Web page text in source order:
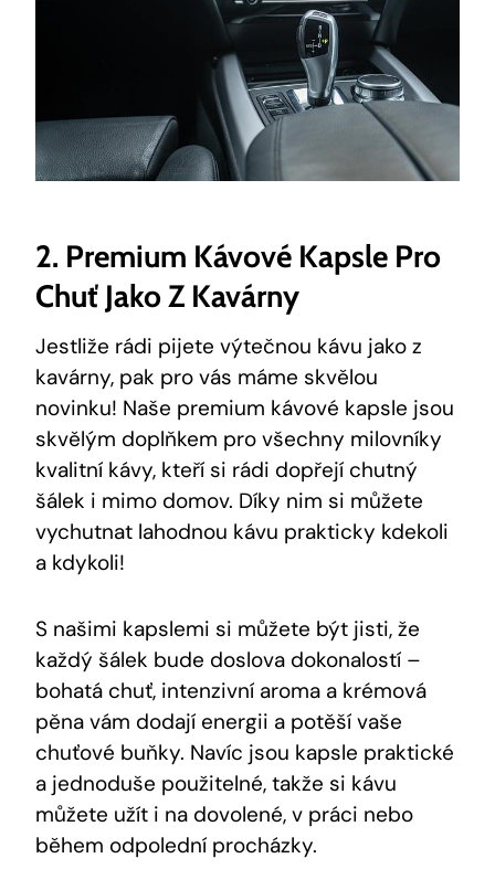
2. Premium Kávové Kapsle Pro
Chuť Jako Z Kavárny
Jestliže rádi pijete výtečnou kávu jako z
kavárny, pak pro vás máme skvělou
novinku! Naše premium kávové kapsle jsou
skvělým doplňkem pro všechny milovníky
kvalitní kávy, kteří si rádi dopřejí chutný
šálek i mimo domov. Díky nim si můžete
vychutnat lahodnou kávu prakticky kdekoli
a kdykoli!
S našimi kapslemi si můžete být jisti, že
každý šálek bude doslova dokonalostí –
bohatá chuť, intenzivní aroma a krémová
pěna vám dodají energii a potěší vaše
chuťové buňky. Navíc jsou kapsle praktické
a jednoduše použitelné, takže si kávu
můžete užít i na dovolené, v práci nebo
během odpolední procházky.